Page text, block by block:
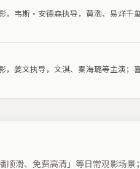
，韦斯·安德森执导，黄渤、易烊千
姜文执导，文淇、秦海璐等主演；
滑、免费高清」等日常观影场